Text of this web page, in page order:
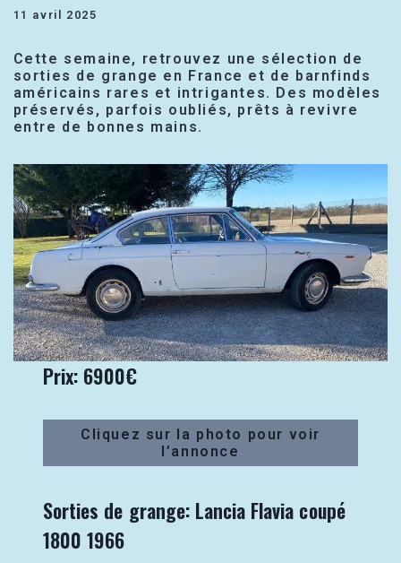
11 avril 2025
Cette semaine, retrouvez une sélection de
sorties de grange en France et de barnfinds
américains rares et intrigantes. Des modèles
préservés, parfois oubliés, prêts à revivre
entre de bonnes mains.
Prix: 6900€
Cliquez sur la photo pour voir
l’annonce
Sorties de grange: Lancia Flavia coupé
1800 1966